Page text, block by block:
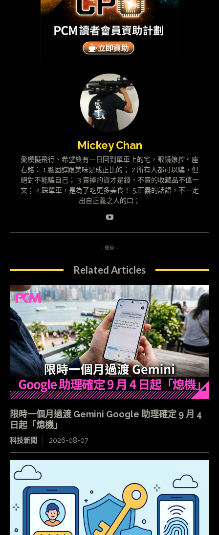
Mickey Chan
愛模擬飛行、希望終有一日回到單車上的宅，眼鏡娘控。座
右銘： 1.膽固醇跟美味是成正比的； 2.所有人都可以騙，但
絕對不能騙自己； 3.賣掉的貨才是錢，不賣的收藏品不值一
文； 4.踩單車，是為了吃更多美食！ 5.正義的話語，不一定
出自正義之人的口；
- 廣告 -
Related Articles
限時一個月過渡 Gemini Google 助理確定 9 月 4
日起「熄機」
科技新聞 2026-08-07